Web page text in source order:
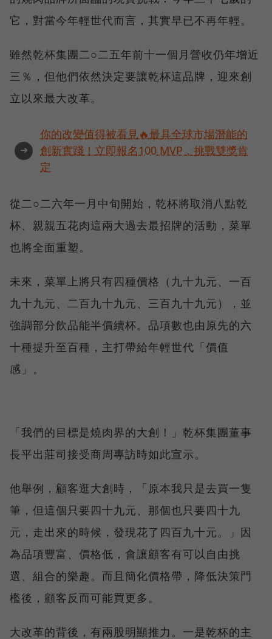
它，對當今年輕世代而言，其實早已不再年輕。
雖然乾杯集團二○二五年前十一個月營收仍年增近
三％，但他們依然決定要讓乾杯這品牌，迎來創
立以來最大改革。
➜
你的改變值得被看見🔥最具全球市場潛能的
創新實踐！立即報名100 MVP，挑戰雙獎肯
定
從二○二六年一月中旬開始，乾杯將取消八點乾
杯、親親五花肉這兩大過去最招牌的活動，菜單
也將全面重塑。
未來，菜單上將只有四種價格（九十九元、一百
九十九元、二百九十九元、三百九十九元），並
強調部分飲品能半價續杯。品項數也由原先的六
十種提升至百種，主打帶給年輕世代「價值
感」。
「我們的目標是燒肉界的大創！」乾杯集團董事
長平出莊司接受商周專訪時如此宣示。
他舉例，顧客逛大創時，「原本我只是去買一隻
筆，但這個只要四十九元、那個也只要四十九
元，走出來的時候，發現花了四百九十元。」因
為品項豐富、價格低，會讓顧客有可以自由挑
選、組合的樂趣。而且簡化價格帶，降低決策門
檻後，顧客反而可能買更多。
大改革的背後，有兩股明顯推力。一是乾杯的主